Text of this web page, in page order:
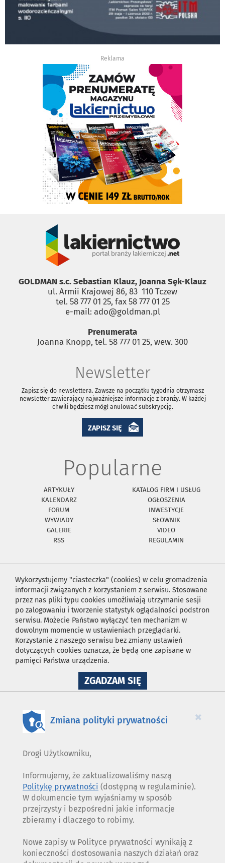
Reklama
GOLDMAN s.c. Sebastian Klauz, Joanna Sęk-Klauz
ul. Armii Krajowej 86, 83 ­ 110 Tczew
tel. 58 777 01 25, fax 58 777 01 25
e-mail: ado@goldman.pl
Prenumerata
Joanna Knopp, tel. 58 777 01 25, wew. 300
Newsletter
Zapisz się do newslettera. Zawsze na początku tygodnia otrzymasz
newsletter zawierający najważniejsze informacje z branży. W każdej
chwili będziesz mógł anulować subskrypcję.
ZAPISZ SIĘ
Popularne
ARTYKUŁY
KATALOG FIRM I USŁUG
KALENDARZ
OGŁOSZENIA
FORUM
INWESTYCJE
WYWIADY
SŁOWNIK
GALERIE
VIDEO
RSS
REGULAMIN
Wykorzystujemy "ciasteczka" (cookies) w celu gromadzenia
informacji związanych z korzystaniem z serwisu. Stosowane
przez nas pliki typu cookies umożliwiają utrzymanie sesji
po zalogowaniu i tworzenie statystyk oglądalności podstron
serwisu. Możecie Państwo wyłączyć ten mechanizm w
dowolnym momencie w ustawieniach przeglądarki.
Korzystanie z naszego serwisu bez zmiany ustawień
dotyczących cookies oznacza, że będą one zapisane w
pamięci Państwa urządzenia.
ZGADZAM SIĘNA
WYKORZYSTANIE
×
Zmiana polityki prywatności
Drogi Użytkowniku,
Informujemy, że zaktualizowaliśmy naszą
Politykę prywatności (dostępną w regulaminie).
W dokumencie tym wyjaśniamy w sposób
przejrzysty i bezpośredni jakie informacje
zbieramy i dlaczego to robimy.
Nowe zapisy w Polityce prywatności wynikają z
konieczności dostosowania naszych działań oraz